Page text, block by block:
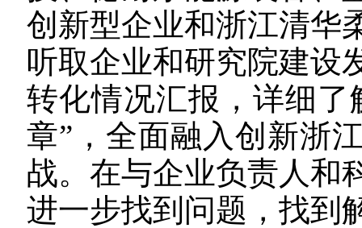
创新型企业和浙江清华
听取企业和研究院建设
转化情况汇报，详细了
章”，全面融入创新浙
战。在与企业负责人和
进一步找到问题，找到